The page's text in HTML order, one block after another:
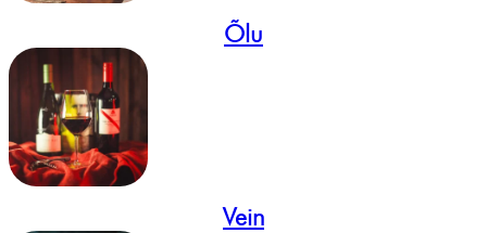
Õlu
Vein